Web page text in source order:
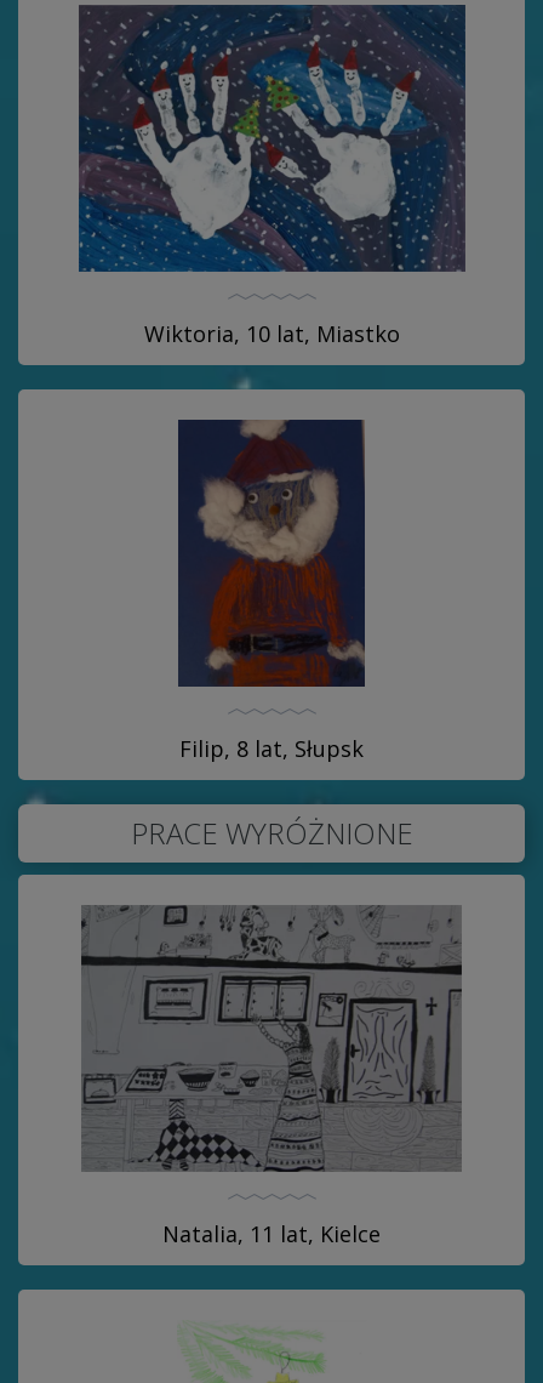
Wiktoria, 10 lat, Miastko
Filip, 8 lat, Słupsk
PRACE WYRÓŻNIONE
Natalia, 11 lat, Kielce